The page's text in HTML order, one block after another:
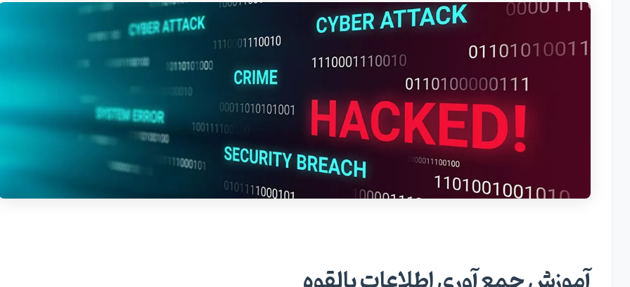
سخت افزار با آسیب پذیری‌های شناخته شده
روترهای تحت وب سیسکو
اطلاعات کاربری در معرض خطر
آموزش استفاده از recon-ng